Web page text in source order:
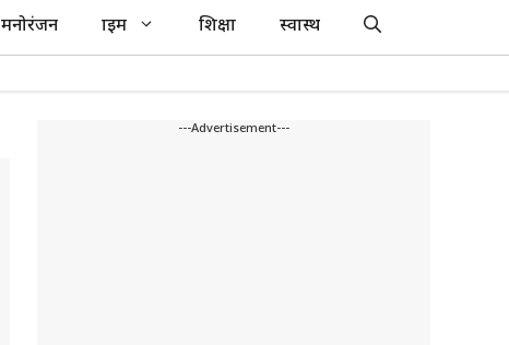
मनोरंजन क्राइम शिक्षा स्वास्थ
---Advertisement---